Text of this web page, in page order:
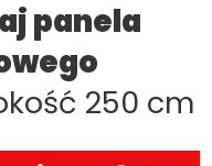
panela
250 cm